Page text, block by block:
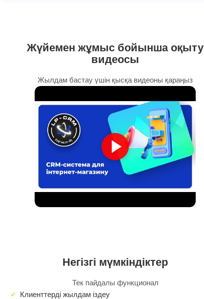
Жүйемен жұмыс бойынша оқыту
видеосы
Жылдам бастау үшін қысқа видеоны қараңыз
Негізгі мүмкіндіктер
Тек пайдалы функционал
Клиенттерді жылдам іздеу